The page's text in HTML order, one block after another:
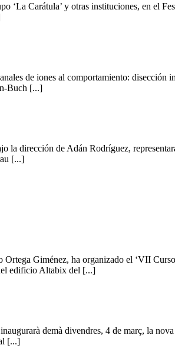
Carátula’ y otras instituciones, en el
de iones al comportamiento: disección
Buch [...]
dirección de Adán Rodríguez,
[...]
Giménez, ha organizado el ‘VII
edificio Altabix del [...]
demà divendres, 4 de març, la nova
[...]